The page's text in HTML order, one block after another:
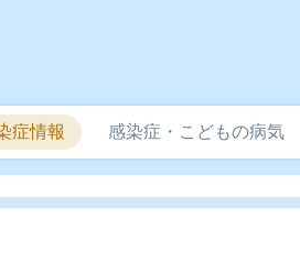
症情報 感染症・こどもの病気